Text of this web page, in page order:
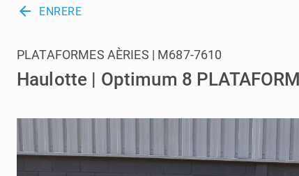
arrow_back ENRERE
Haulotte | Optimum 8
PLATAFORMES AÈRIES | M687-7610